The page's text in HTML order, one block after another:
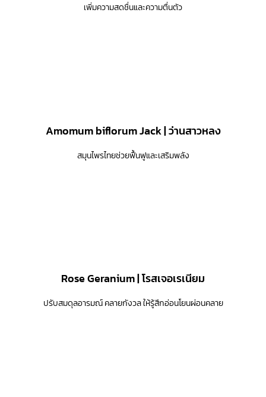
เพิ่มความสดชื่นและความตื่นตัว
Amomum biflorum Jack | ว่านสาวหลง
สมุนไพรไทยช่วยฟื้นฟูและเสริมพลัง
Rose Geranium | โรสเจอเรเนียม
ปรับสมดุลอารมณ์ คลายกังวล ให้รู้สึกอ่อนโยนผ่อนคลาย